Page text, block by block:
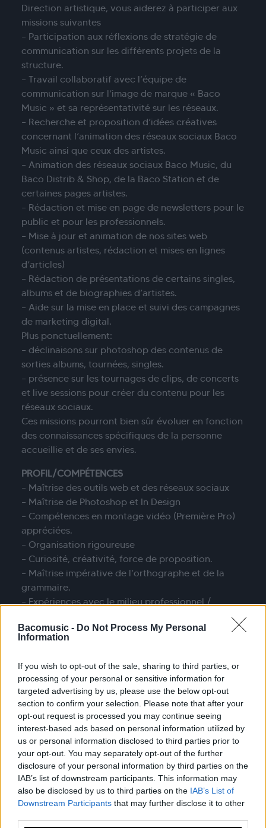
Bacomusic - Do Not Process My Personal
Information
If you wish to opt-out of the sale, sharing to third parties, or
processing of your personal or sensitive information for
targeted advertising by us, please use the below opt-out
section to confirm your selection. Please note that after your
opt-out request is processed you may continue seeing
interest-based ads based on personal information utilized by
us or personal information disclosed to third parties prior to
your opt-out. You may separately opt-out of the further
disclosure of your personal information by third parties on the
IAB’s list of downstream participants. This information may
also be disclosed by us to third parties on the IAB’s List of
Downstream Participants that may further disclose it to other
Direction artistique, vous aiderez à participer aux
missions suivantes
– Participation aux réflexions de stratégie de
communication sur les différents projets de la
structure.
– Travail collaboratif avec l’équipe de
communication sur l’image de marque « Baco
Music » et sa représentativité sur les réseaux.
– Recherche et proposition d’idées créatives
concernant l’animation des réseaux sociaux Baco
Music ainsi que ceux des artistes.
– Animation des réseaux sociaux Baco Music, du
Baco Distrib & Shop, de la Baco Station et de
certaines pages artistes.
– Rédaction et mise en page de newsletters pour le
public et pour les professionnels.
– Mise à jour et animation de nos sites web
(contenus artistes, rédaction et mises en lignes
d’articles)
– Rédaction de présentations de certains singles,
albums et de biographies d’artistes.
– Aide sur la mise en place et suivi des campagnes
de marketing digital.
Plus ponctuellement:
– déclinaisons sur photoshop des contenus de
sorties albums, tournées, singles.
– présence sur les tournages de clips, de concerts
et live sessions pour créer du contenu pour les
réseaux sociaux.
Ces missions pourront bien sûr évoluer en fonction
des connaissances spécifiques de la personne
accueillie et de ses envies.
PROFIL/COMPÉTENCES
– Maîtrise des outils web et des réseaux sociaux
– Maîtrise de Photoshop et In Design
– Compétences en montage vidéo (Première Pro)
appréciées.
– Organisation rigoureuse
– Curiosité, créativité, force de proposition.
– Maîtrise impérative de l’orthographe et de la
grammaire.
– Expériences avec le milieu professionnel /
– Sensibilité pour les musiques reggae et hip-hop
– Bonne culture des pratiques dans le milieu
sociaux
Nous avons une préférence pour un rythme
d’alternance avec une présence chaque semaine
au sein de l’entreprise. Pour envoyer votre
candidature, vous pouvez nous contacter par mail
à l’adresseteam@bacomusic.fr Merci à vous !